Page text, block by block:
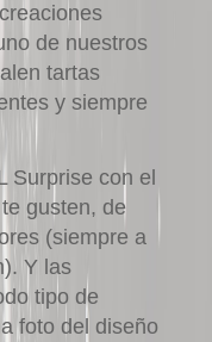
de nuestros
tartas
y siempre
Surprise con el
gusten, de
(siempre a
Y las
tipo de
foto del diseño